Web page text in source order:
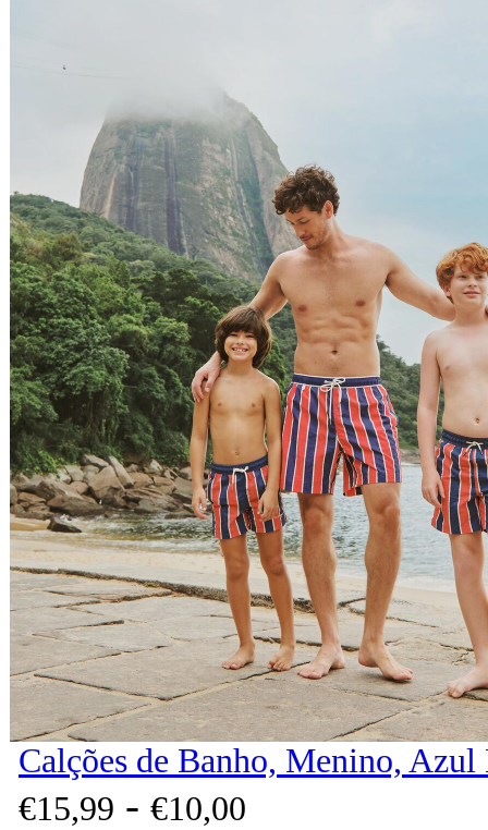
Calções de Banho, Menino, Azul
€15,99 - €10,00